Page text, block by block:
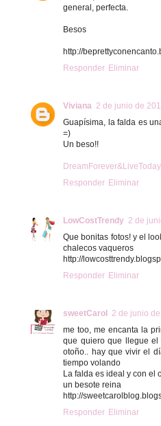
general, perfecta.
Besos
http://
Responder Eliminar
Viviana 2 de junio de
Guapísima, la falda es
=)
Un beso!!
DreamForever&LiveToday
Responder Eliminar
LowCostTrendy 2 de
Que bonitas fotos! y el
chalecos vaqueros
http://
Responder Eliminar
sweetCarol 2 de junio
me too, me encanta la
que quiero que llegue
otoño.. hay que vivir el
tiempo volando
La falda es ideal y con el
un besote reina
http://
Responder Eliminar